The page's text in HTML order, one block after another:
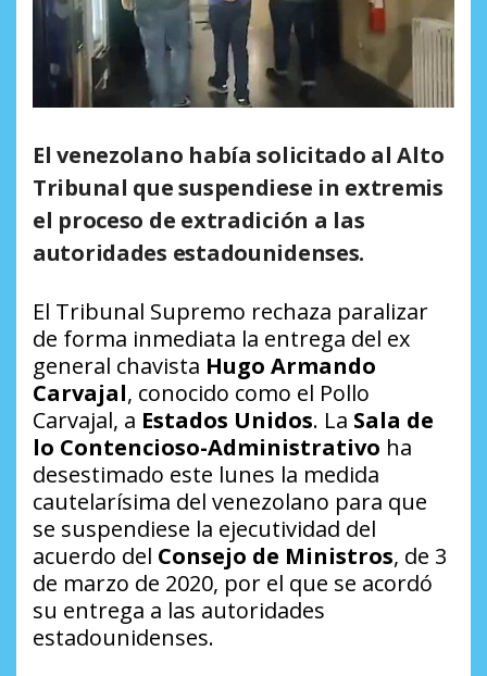
El venezolano había solicitado al Alto
Tribunal que suspendiese in extremis
el proceso de extradición a las
autoridades estadounidenses.
El Tribunal Supremo rechaza paralizar
de forma inmediata la entrega del ex
general chavista Hugo Armando
Carvajal, conocido como el Pollo
Carvajal, a Estados Unidos. La Sala de
lo Contencioso-Administrativo ha
desestimado este lunes la medida
cautelarísima del venezolano para que
se suspendiese la ejecutividad del
acuerdo del Consejo de Ministros, de 3
de marzo de 2020, por el que se acordó
su entrega a las autoridades
estadounidenses.